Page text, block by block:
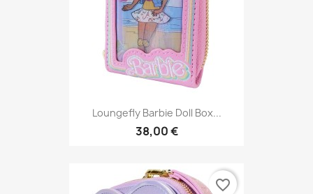
Loungefly Barbie Doll Box...
38,00 €
favorite_border